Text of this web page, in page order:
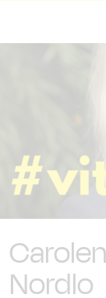
Nordlo